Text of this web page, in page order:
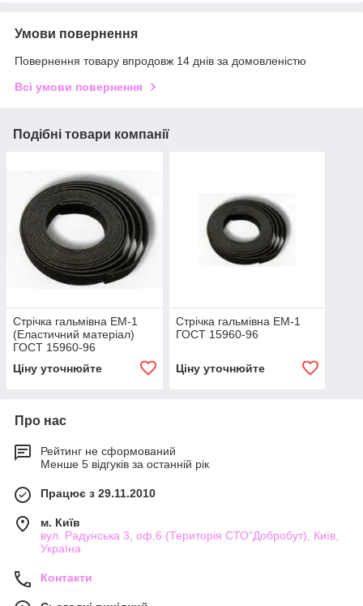
Умови повернення
Повернення товару впродовж 14 днів за домовленістю
Всі умови повернення
Подібні товари компанії
Стрічка гальмівна ЕМ-1
(Еластичний матеріал)
ГОСТ 15960-96
Ціну уточнюйте
Стрічка гальмівна ЕМ-1
ГОСТ 15960-96
Ціну уточнюйте
Про нас
Рейтинг не сформований
Менше 5 відгуків за останній рік
Працює з 29.11.2010
м. Київ
вул. Радунська 3, оф.6 (Територія СТО"Добробут), Київ,
Україна
Контакти